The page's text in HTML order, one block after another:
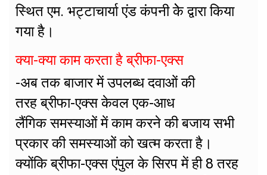
स्थित एम. भट्टाचार्या एंड कंपनी केे द्वारा किया
गया है।
क्या-क्या काम करता है ब्रीफा-एक्स
-अब तक बाजार में उपलब्ध दवाओं की
तरह ब्रीफा-एक्स केवल एक-आध
लैंगिक समस्याओं में काम करने की बजाय सभी
प्रकार की समस्याओं को खत्म करता है।
क्योंकि ब्रीफा-एक्स एंपुल के सिरप में ही 8 तरह